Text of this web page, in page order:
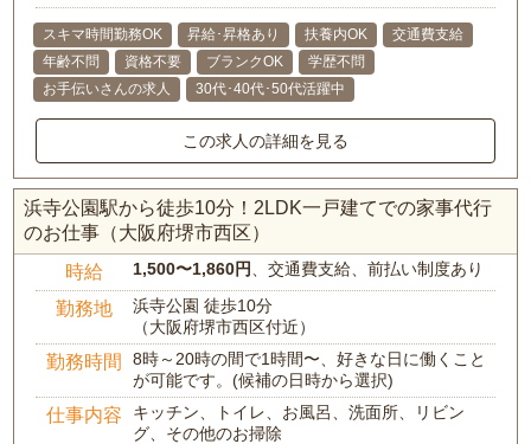
スキマ時間勤務OK 昇給･昇格あり 扶養内OK
交通費支給
年齢不問
資格不要 ブランクOK
学歴不問
お手伝いさんの求人
30代･40代･50代活躍中
この求人の詳細を見る
浜寺公園駅から徒歩10分！2LDK一戸建てでの家事代行
のお仕事（大阪府堺市西区）
時給 1,500〜1,860円 、交通費支給、前払い制度あり
勤務地
浜寺公園 徒歩10分
（大阪府堺市西区付近）
勤務時間
8時～20時の間で1時間〜、好きな日に働くこと
が可能です。(候補の日時から選択)
仕事内容
キッチン、トイレ、お風呂、洗面所、リビン
グ、その他のお掃除